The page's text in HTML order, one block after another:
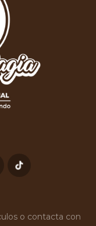
o contacta con